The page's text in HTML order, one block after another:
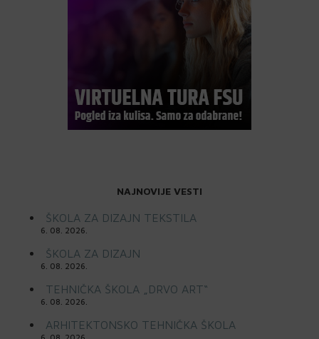
NAJNOVIJE VESTI
ŠKOLA ZA DIZAJN TEKSTILA
6. 08. 2026.
ŠKOLA ZA DIZAJN
6. 08. 2026.
TEHNIČKA ŠKOLA „DRVO ART“
6. 08. 2026.
ARHITEKTONSKO TEHNIČKA ŠKOLA
6. 08. 2026.